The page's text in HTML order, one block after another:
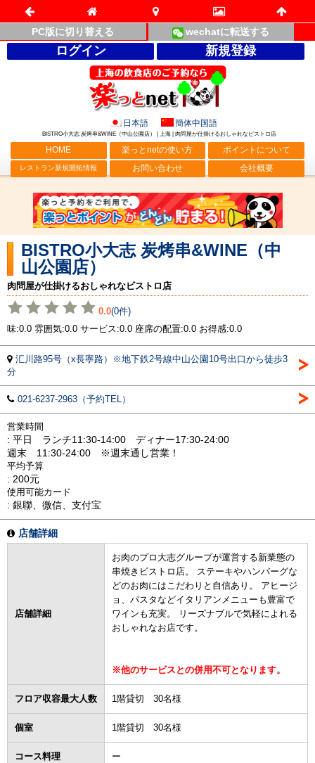
PC版に切り替える wechatに転送する
ログイン 新規登録
日本語 簡体中国語
BISTRO小大志 炭烤串&WINE（中山公園店） | 上海 | 肉問屋が仕掛けるおしゃれなビストロ店
HOME 楽っとnetの使い方 ポイントについて
レストラン新規開拓情報 お問い合わせ 会社概要
BISTRO小大志 炭烤串&WINE（中
山公園店）
肉問屋が仕掛けるおしゃれなビストロ店
0.0(0件)
味:0.0 雰囲気:0.0 サービス:0.0 座席の配置:0.0 お得感:0.0
汇川路95号（x長寧路）※地下鉄2号線中山公園10号出口から徒歩3
分
021-6237-2963（予約TEL）
営業時間
: 平日 ランチ11:30-14:00 ディナー17:30-24:00
週末 11:30-24:00 ※週末通し営業！
平均予算
: 200元
使用可能カード
: 銀聯、微信、支付宝
店舗詳細
店舗詳細
お肉のプロ大志グループが運営する新業態の
串焼きビストロ店。 ステーキやハンバーグな
どのお肉にはこだわりと自信あり。 アヒージ
ョ、パスタなどイタリアンメニューも豊富で
ワインも充実。 リーズナブルで気軽によれる
おしゃれなお店です。
※他のサービスとの併用不可となります。
フロア収容最大人数 1階貸切 30名様
個室 1階貸切 30名様
コース料理 ー